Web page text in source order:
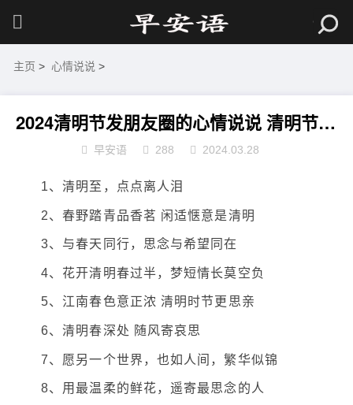
主页 > 心情说说 >
2024清明节发朋友圈的心情说说 清明节哀思的朋友圈短句
早安语 288 2024.03.28
1、清明至，点点离人泪
2、春野踏青品香茗 闲适惬意是清明
3、与春天同行，思念与希望同在
4、花开清明春过半，梦短情长莫空负
5、江南春色意正浓 清明时节更思亲
6、清明春深处 随风寄哀思
7、愿另一个世界，也如人间，繁华似锦
8、用最温柔的鲜花，遥寄最思念的人